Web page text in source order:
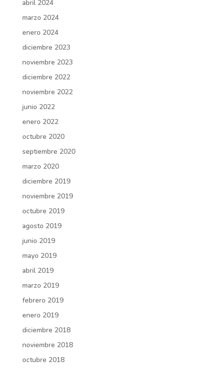
abril 2024
marzo 2024
enero 2024
diciembre 2023
noviembre 2023
diciembre 2022
noviembre 2022
junio 2022
enero 2022
octubre 2020
septiembre 2020
marzo 2020
diciembre 2019
noviembre 2019
octubre 2019
agosto 2019
junio 2019
mayo 2019
abril 2019
marzo 2019
febrero 2019
enero 2019
diciembre 2018
noviembre 2018
octubre 2018